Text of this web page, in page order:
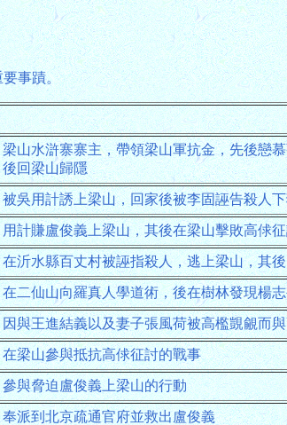
要事蹟。
梁山水滸寨寨主，帶領梁山軍抗金，先後戀
後回梁山歸隱
被吳用計誘上梁山，回家後被李固誣告殺人
用計賺盧俊義上梁山，其後在梁山擊敗高俅
在沂水縣百丈村被誣指殺人，逃上梁山，其
在二仙山向羅真人學道術，後在樹林發現楊
因與王進結義以及妻子張風荷被高檻覬覦而
在梁山參與抵抗高俅征討的戰事
參與脅迫盧俊義上梁山的行動
奉派到北京疏通官府並救出盧俊義